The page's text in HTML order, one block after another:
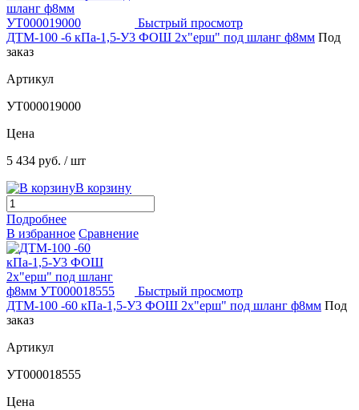
Быстрый просмотр
ДТМ-100 -6 кПа-1,5-У3 ФОШ 2х"ерш" под шланг ф8мм Под
заказ
Артикул
УТ000019000
Цена
5 434 руб. / шт
В корзину
Подробнее
В избранное Сравнение
Быстрый просмотр
ДТМ-100 -60 кПа-1,5-У3 ФОШ 2х"ерш" под шланг ф8мм Под
заказ
Артикул
УТ000018555
Цена